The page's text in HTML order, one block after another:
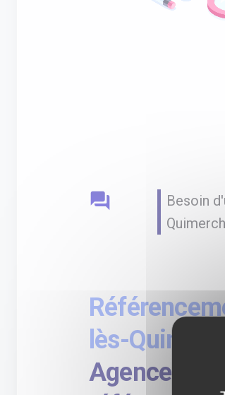
question_answer
Besoin
lès-Quimerch
Agence